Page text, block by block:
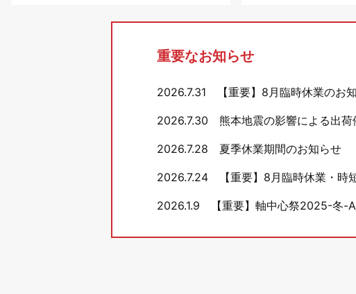
重要なお知らせ
2026.7.31 【重要】8月臨時休業のお
2026.7.30 熊本地震の影響による出
2026.7.28 夏季休業期間のお知らせ
2026.7.24 【重要】8月臨時休業・
2026.1.9 【重要】軸中心祭2025-冬-